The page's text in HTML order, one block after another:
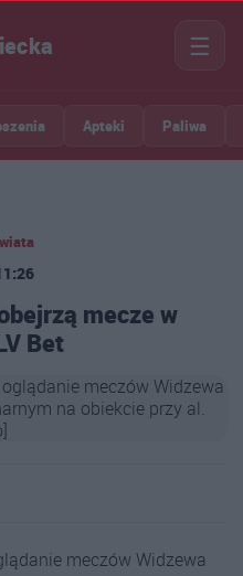
☰
Apteki Paliwa
mecze w
Bet
meczów Widzewa